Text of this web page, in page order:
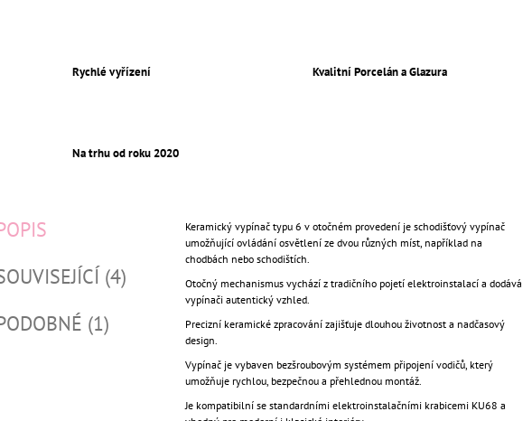
Rychlé vyřízení Kvalitní Porcelán a Glazura
Na trhu od roku 2020
(4)
(1)
Keramický vypínač typu 6 v otočném provedení je schodišťový vypínač
umožňující ovládání osvětlení ze dvou různých míst, například na
chodbách nebo schodištích.
Otočný mechanismus vychází z tradičního pojetí elektroinstalací a dodává
vypínači autentický vzhled.
Precizní keramické zpracování zajišťuje dlouhou životnost a nadčasový
design.
Vypínač je vybaven bezšroubovým systémem připojení vodičů, který
umožňuje rychlou, bezpečnou a přehlednou montáž.
Je kompatibilní se standardními elektroinstalačními krabicemi KU68 a